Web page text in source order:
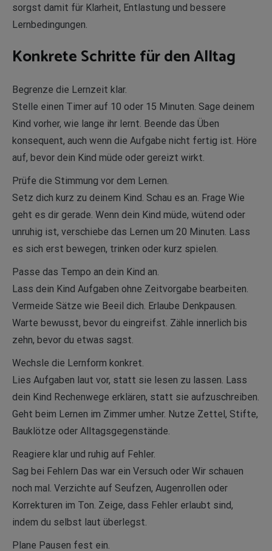
sorgst damit für Klarheit, Entlastung und bessere
Lernbedingungen.
Konkrete Schritte für den Alltag
Begrenze die Lernzeit klar.
Stelle einen Timer auf 10 oder 15 Minuten. Sage deinem
Kind vorher, wie lange ihr lernt. Beende das Üben
konsequent, auch wenn die Aufgabe nicht fertig ist. Höre
auf, bevor dein Kind müde oder gereizt wirkt.
Prüfe die Stimmung vor dem Lernen.
Setz dich kurz zu deinem Kind. Schau es an. Frage Wie
geht es dir gerade. Wenn dein Kind müde, wütend oder
unruhig ist, verschiebe das Lernen um 20 Minuten. Lass
es sich erst bewegen, trinken oder kurz spielen.
Passe das Tempo an dein Kind an.
Lass dein Kind Aufgaben ohne Zeitvorgabe bearbeiten.
Vermeide Sätze wie Beeil dich. Erlaube Denkpausen.
Warte bewusst, bevor du eingreifst. Zähle innerlich bis
zehn, bevor du etwas sagst.
Wechsle die Lernform konkret.
Lies Aufgaben laut vor, statt sie lesen zu lassen. Lass
dein Kind Rechenwege erklären, statt sie aufzuschreiben.
Geht beim Lernen im Zimmer umher. Nutze Zettel, Stifte,
Bauklötze oder Alltagsgegenstände.
Reagiere klar und ruhig auf Fehler.
Sag bei Fehlern Das war ein Versuch oder Wir schauen
noch mal. Verzichte auf Seufzen, Augenrollen oder
Korrekturen im Ton. Zeige, dass Fehler erlaubt sind,
indem du selbst laut überlegst.
Plane Pausen fest ein.